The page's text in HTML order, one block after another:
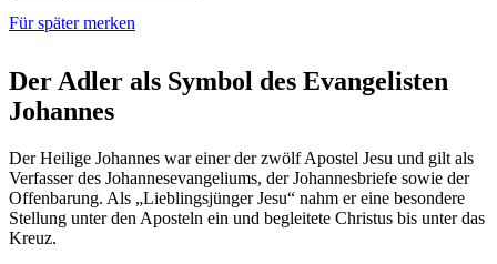
Für später merken
Der Adler als Symbol des Evangelisten
Johannes
Der Heilige Johannes war einer der zwölf Apostel Jesu und gilt als
Verfasser des Johannesevangeliums, der Johannesbriefe sowie der
Offenbarung. Als „Lieblingsjünger Jesu“ nahm er eine besondere
Stellung unter den Aposteln ein und begleitete Christus bis unter das
Kreuz.